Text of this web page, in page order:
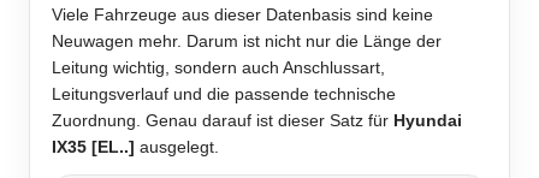
Viele Fahrzeuge aus dieser Datenbasis sind keine
Neuwagen mehr. Darum ist nicht nur die Länge der
Leitung wichtig, sondern auch Anschlussart,
Leitungsverlauf und die passende technische
Zuordnung. Genau darauf ist dieser Satz für Hyundai
IX35 [EL..] ausgelegt.